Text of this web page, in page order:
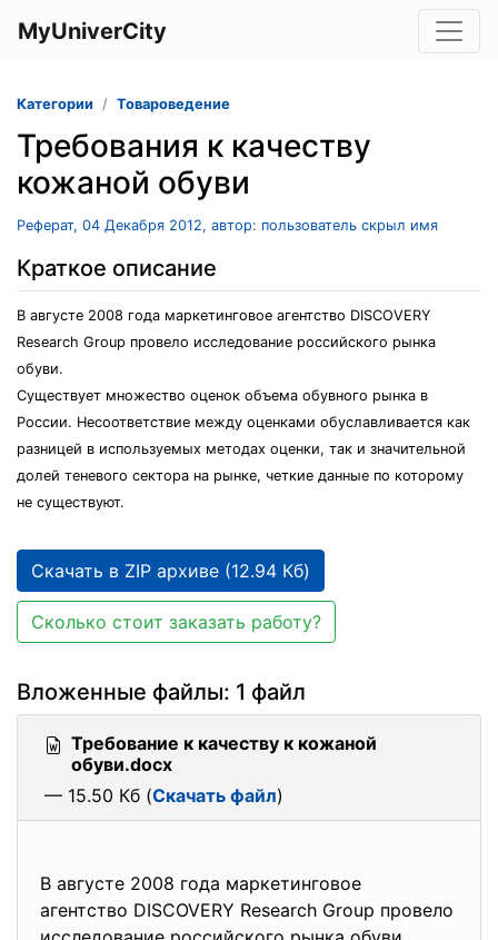
MyUniverCity
Категории Товароведение
Требования к качеству
кожаной обуви
Реферат, 04 Декабря 2012, автор: пользователь скрыл имя
Краткое описание
В августе 2008 года маркетинговое агентство DISCOVERY
Research Group провело исследование российского рынка
обуви.
Существует множество оценок объема обувного рынка в
России. Несоответствие между оценками обуславливается как
разницей в используемых методах оценки, так и значительной
долей теневого сектора на рынке, четкие данные по которому
не существуют.
Скачать в ZIP архиве (12.94 Кб)
Сколько стоит заказать работу?
Вложенные файлы: 1 файл
Требование к качеству к кожаной
обуви.docx
— 15.50 Кб (Скачать файл)
В августе 2008 года маркетинговое
агентство DISCOVERY Research Group провело